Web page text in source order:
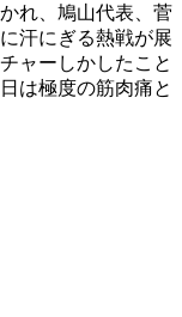
れ、鳩山代表、菅
汗にぎる熱戦が展
ャーしかしたこと
は極度の筋肉痛と